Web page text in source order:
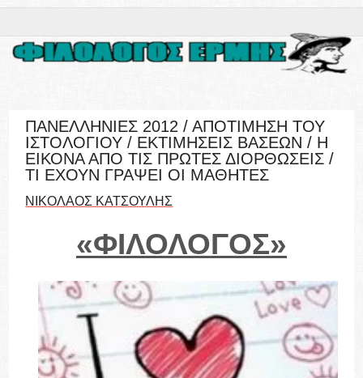
ΠΑΝΕΛΛΗΝΙΕΣ 2012 / ΑΠΟΤΙΜΗΣΗ ΤΟΥ
ΙΣΤΟΛΟΓΙΟΥ / ΕΚΤΙΜΗΣΕΙΣ ΒΑΣΕΩΝ / Η
ΕΙΚΟΝΑ ΑΠΟ ΤΙΣ ΠΡΩΤΕΣ ΔΙΟΡΘΩΣΕΙΣ /
ΤΙ ΕΧΟΥΝ ΓΡΑΨΕΙ ΟΙ ΜΑΘΗΤΕΣ
ΝΙΚΟΛΑΟΣ ΚΑΤΣΟΥΛΗΣ
«ΦΙΛΟΛΟΓΟΣ»